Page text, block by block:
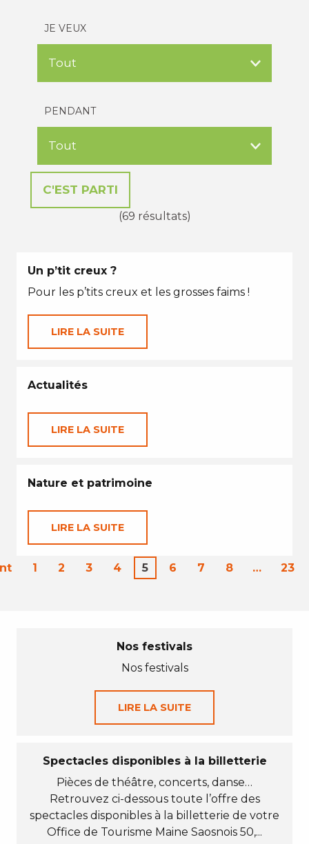
JE VEUX
PENDANT
(69 résultats)
Un p’tit creux ?
Pour les p’tits creux et les grosses faims !
LIRE LA SUITE
Actualités
LIRE LA SUITE
Nature et patrimoine
LIRE LA SUITE
1 2 3 4 5 6 7 8 … 23
Nos festivals
Nos festivals
LIRE LA SUITE
Spectacles disponibles à la billetterie
Pièces de théâtre, concerts, danse…
Retrouvez ci-dessous toute l’offre des
spectacles disponibles à la billetterie de votre
Office de Tourisme Maine Saosnois 50,...